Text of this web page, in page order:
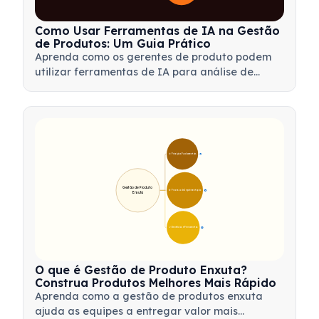
Como Usar Ferramentas de IA na Gestão
de Produtos: Um Guia Prático
Aprenda como os gerentes de produto podem
utilizar ferramentas de IA para análise de
🎯 Princípios Fundamentais
🛠️ Processo de Implementação
💡 Benefícios e Ferramentas
Gestão de Produto
Enxuta
O que é Gestão de Produto Enxuta?
Construa Produtos Melhores Mais Rápido
Aprenda como a gestão de produtos enxuta
ajuda as equipes a entregar valor mais